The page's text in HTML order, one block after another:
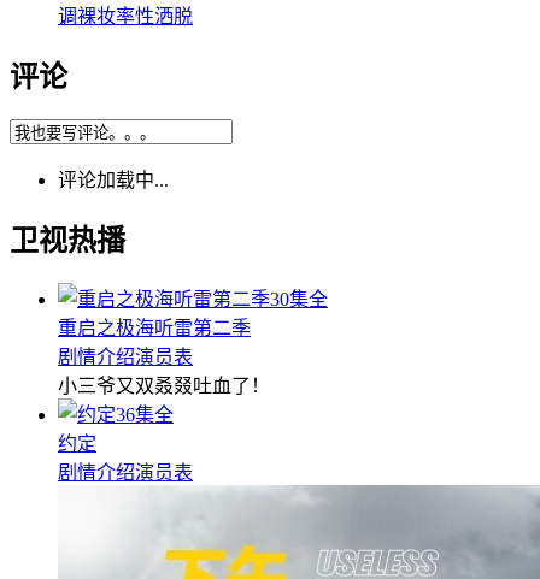
调裸妆率性洒脱
评论
评论加载中...
卫视热播
30集全
重启之极海听雷第二季
剧情介绍演员表
小三爷又双叒叕吐血了！
36集全
约定
剧情介绍演员表